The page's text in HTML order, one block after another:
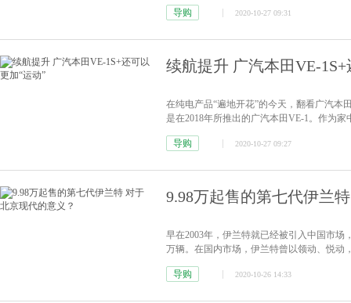
导购
2020-10-27 09:31
续航提升 广汽本田VE-
在纯电产品“遍地开花”的今天，翻看广汽本
是在2018年所推出的广汽本田VE-1。作为
导购
2020-10-27 09:27
9.98万起售的第七代伊兰
早在2003年，伊兰特就已经被引入中国市场
万辆。在国内市场，伊兰特曾以领动、悦动
[详情]
导购 2020-10-26 14:33